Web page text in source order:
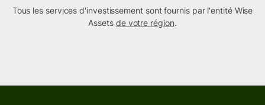
Tous les services d'investissement sont fournis par l'entité Wise
Assets de votre région.